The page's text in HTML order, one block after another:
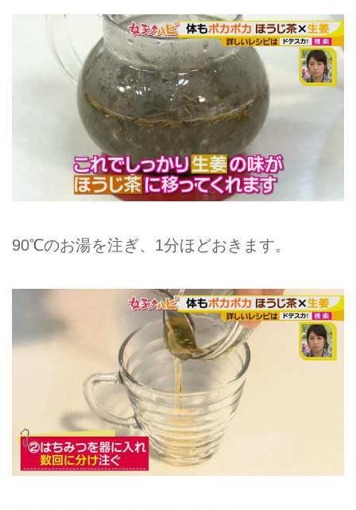
90℃のお湯を注ぎ、1分ほどおきます。